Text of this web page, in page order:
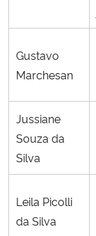
Gustavo
Marchesan
Jussiane
Souza da
Silva
Leila Picolli
da Silva